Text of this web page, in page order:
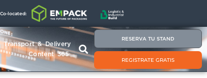
Co-located:
Transport & Delivery
Content 365
RESERVA TU STAND
REGISTRATE GRATIS